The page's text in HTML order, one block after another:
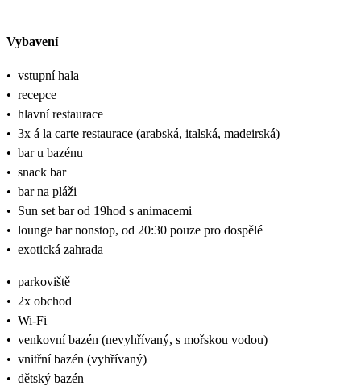
Vybavení
• vstupní hala
• recepce
• hlavní restaurace
• 3x á la carte restaurace (arabská, italská, madeirská)
• bar u bazénu
• snack bar
• bar na pláži
• Sun set bar od 19hod s animacemi
• lounge bar nonstop, od 20:30 pouze pro dospělé
• exotická zahrada
• parkoviště
• 2x obchod
• Wi-Fi
• venkovní bazén (nevyhřívaný, s mořskou vodou)
• vnitřní bazén (vyhřívaný)
• dětský bazén